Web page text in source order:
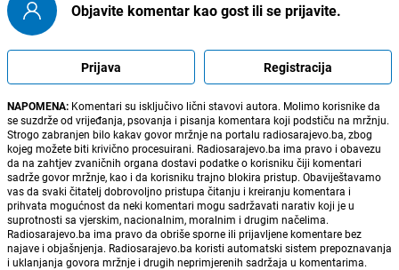
Objavite komentar kao gost ili se prijavite.
Prijava Registracija
NAPOMENA: Komentari su isključivo lični stavovi autora. Molimo korisnike da
se suzdrže od vrijeđanja, psovanja i pisanja komentara koji podstiču na mržnju.
Strogo zabranjen bilo kakav govor mržnje na portalu radiosarajevo.ba, zbog
kojeg možete biti krivično procesuirani. Radiosarajevo.ba ima pravo i obavezu
da na zahtjev zvaničnih organa dostavi podatke o korisniku čiji komentari
sadrže govor mržnje, kao i da korisniku trajno blokira pristup. Obaviještavamo
vas da svaki čitatelj dobrovoljno pristupa čitanju i kreiranju komentara i
prihvata mogućnost da neki komentari mogu sadržavati narativ koji je u
suprotnosti sa vjerskim, nacionalnim, moralnim i drugim načelima.
Radiosarajevo.ba ima pravo da obriše sporne ili prijavljene komentare bez
najave i objašnjenja. Radiosarajevo.ba koristi automatski sistem prepoznavanja
i uklanjanja govora mržnje i drugih neprimjerenih sadržaja u komentarima.